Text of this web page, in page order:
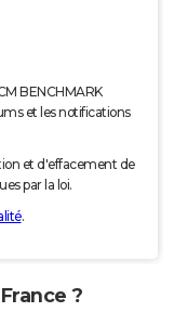
BENCHMARK
et les notifications
et d'effacement de
par la loi.
.
?